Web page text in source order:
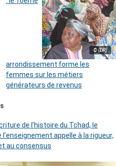
© (DR)
arrondissement forme les
femmes sur les métiers
générateurs de revenus
de l’histoire du Tchad, le
appelle à la rigueur,
au consensus